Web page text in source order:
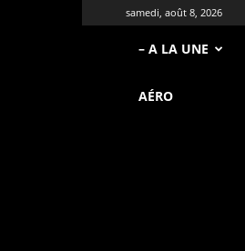
samedi, août 8, 2026
– A LA UNE
AÉRO